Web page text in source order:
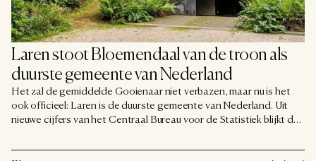
Laren stoot Bloemendaal van de troon als
duurste gemeente van Nederland
Het zal de gemiddelde Gooienaar niet verbazen, maar nu is het
ook officieel: Laren is de duurste gemeente van Nederland. Uit
nieuwe cijfers van het Centraal Bureau voor de Statistiek blijkt dat
993.000 euro. Daarmee gaat Laren voor het eerst Bloemendaal